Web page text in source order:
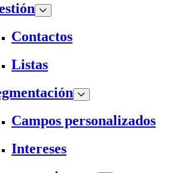
Contactos
Listas
Campos personalizados
Intereses